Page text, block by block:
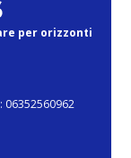
per orizzonti
06352560962